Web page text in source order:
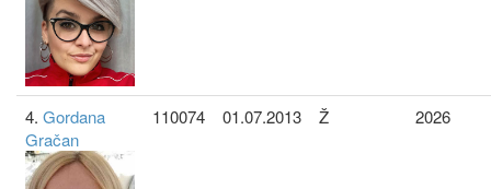
4. Gordana
Gračan
110074 01.07.2013 Ž 2026